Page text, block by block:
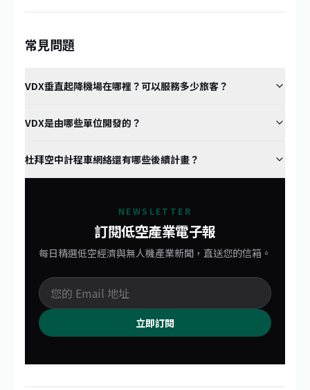
常見問題
VDX垂直起降機場在哪裡？可以服務多少旅客？
VDX是由哪些單位開發的？
杜拜空中計程車網絡還有哪些後續計畫？
NEWSLETTER
訂閱低空產業電子報
每日精選低空經濟與無人機產業新聞，直送您的信箱。
立即訂閱